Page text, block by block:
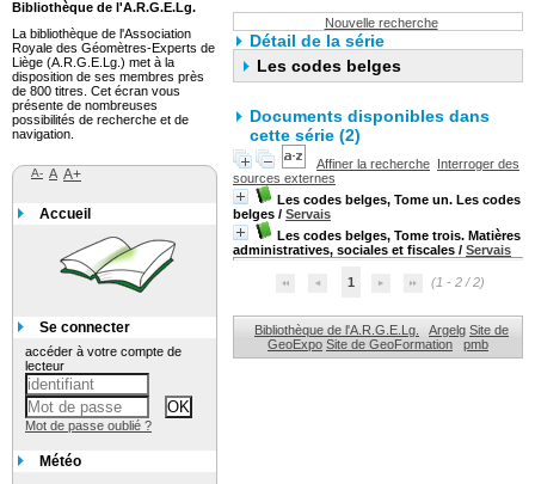
Nouvelle recherche
Détail de la série
Les codes belges
Documents disponibles dans
cette série (2)
Affiner la recherche Interroger des
sources externes
Les codes belges, Tome un. Les codes
belges / Servais
Les codes belges, Tome trois. Matières
administratives, sociales et fiscales / Servais
1 (1 - 2 / 2)
Bibliothèque de l'A.R.G.E.Lg. Argelg Site de
GeoExpo Site de GeoFormation pmb
Bibliothèque de l'A.R.G.E.Lg.
La bibliothèque de l'Association
Royale des Géomètres-Experts de
Liège (A.R.G.E.Lg.) met à la
disposition de ses membres près
de 800 titres. Cet écran vous
présente de nombreuses
possibilités de recherche et de
navigation.
A- A A+
Accueil
Se connecter
accéder à votre compte de
lecteur
Mot de passe oublié ?
Météo